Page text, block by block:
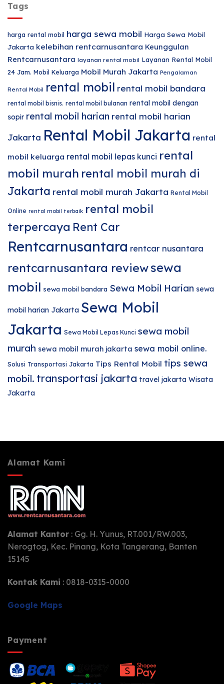
Tags
harga rental mobil harga sewa mobil Harga Sewa Mobil
Jakarta kelebihan rentcarnusantara Keunggulan
Rentcarnusantara layanan rental mobil Layanan Rental Mobil
24 Jam. Mobil Keluarga Mobil Murah Jakarta Pengalaman
Rental Mobil rental mobil rental mobil bandara
rental mobil bisnis. rental mobil bulanan rental mobil dengan
sopir rental mobil harian rental mobil harian
Jakarta Rental Mobil Jakarta rental
mobil keluarga rental mobil lepas kunci rental
mobil murah rental mobil murah di
Jakarta rental mobil murah Jakarta Rental Mobil
Online rental mobil terbaik rental mobil
terpercaya Rent Car
Rentcarnusantara rentcar nusantara
rentcarnusantara reviewsewa
mobil sewa mobil bandara Sewa Mobil Harian sewa
mobil harian Jakarta Sewa Mobil
Jakarta Sewa Mobil Lepas Kunci sewa mobil
murah sewa mobil murah jakarta sewa mobil online.
Solusi Transportasi Jakarta Tips Rental Mobil tips sewa
mobil. transportasi jakarta travel jakarta Wisata
Jakarta
Alamat Kami
Alamat Kantor : Gg. H. Yunus, RT.001/RW.003,
Nerogtog, Kec. Pinang, Kota Tangerang, Banten
15145
Kontak Kami : 0818-0315-0000
Google Maps
Payment